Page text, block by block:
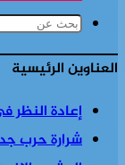
العناوين الرئيسية
إعادة النظر
شرارة حرب